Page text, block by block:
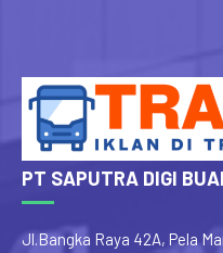
PT SAPUTRA DIGI
Jl.Bangka Raya 42A, Pela